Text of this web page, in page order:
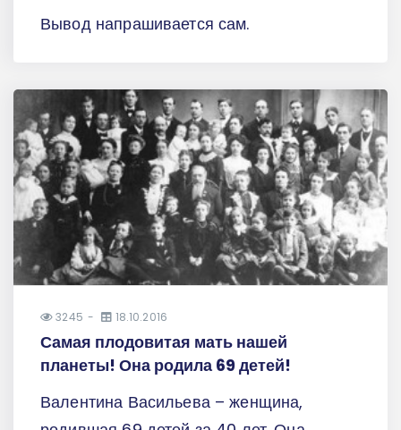
Вывод напрашивается сам.
3245 18.10.2016
Самая плодовитая мать нашей
планеты! Она родила 69 детей!
Валентина Васильева – женщина,